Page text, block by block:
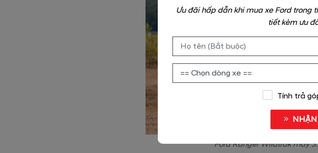
Ford Ranger Wildtrak máy
Ưu đãi hấp dẫn khi mua xe Ford
tiết kèm ưu
Tính trả
NHẬN